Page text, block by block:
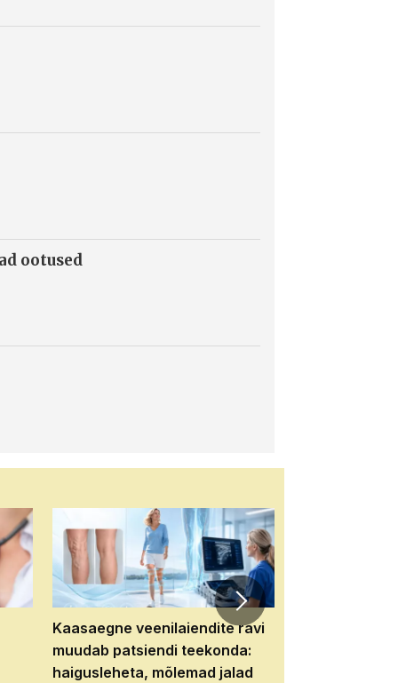
ootused
Kaasaegne veenilaiendite ravi
muudab patsiendi teekonda:
haigusleheta, mõlemad jalad